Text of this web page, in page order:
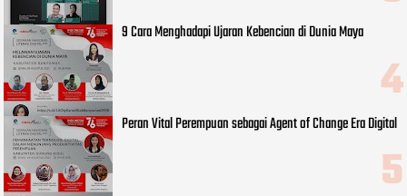
9 Cara Menghadapi Ujaran Kebencian di Dunia Maya
Peran Vital Perempuan sebagai Agent of Change Era Digital